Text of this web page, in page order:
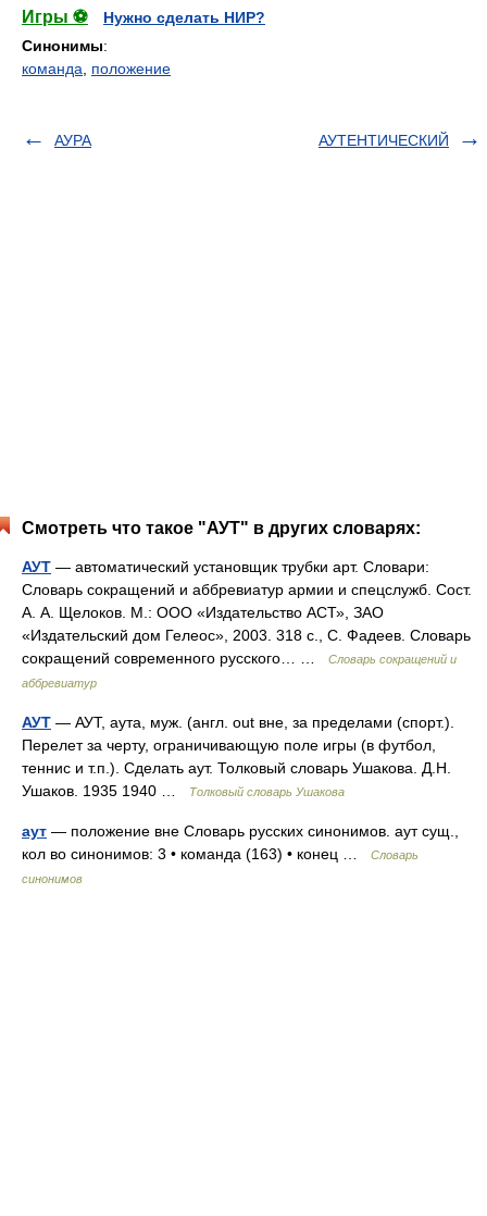
Игры ⚽
Нужно сделать НИР?
Синонимы:
команда
положение
АУРА АУТЕНТИЧЕСКИЙ
Смотреть что такое "АУТ" в других словарях:
АУТ — автоматический установщик трубки арт. Словари:
Словарь сокращений и аббревиатур армии и спецслужб. Сост.
А. А. Щелоков. М.: ООО «Издательство АСТ», ЗАО
«Издательский дом Гелеос», 2003. 318 с., С. Фадеев. Словарь
сокращений современного русского… …
Словарь сокращений и
аббревиатур
АУТ — АУТ, аута, муж. (англ. out вне, за пределами (спорт.).
Перелет за черту, ограничивающую поле игры (в футбол,
теннис и т.п.). Сделать аут. Толковый словарь Ушакова. Д.Н.
Ушаков. 1935 1940 …
Толковый словарь Ушакова
аут — положение вне Словарь русских синонимов. аут сущ.,
кол во синонимов: 3 • команда (163) • конец …
Словарь
синонимов